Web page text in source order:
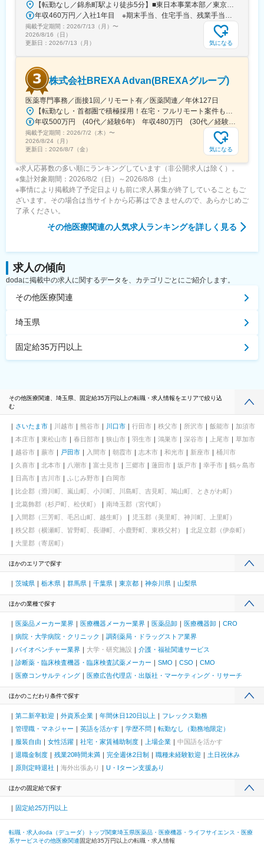
なマネジメント経験者を広く採用したいと考えています。
変更の範囲：会社の定める業務
【転勤なし／錦糸町駅より徒歩5分】■東日本事業本部／東京都江東区毛利1-19-10 江間忠錦糸町ビル＜アクセス＞JR総武線（快速）、総武線（各駅停車）「錦糸町駅」南口より徒歩5分東京メトロ半蔵門線「錦糸町駅」B1出口より徒歩5分東京メトロ半蔵門線／都営新宿線「住吉駅」B2出口より徒歩5分※受動喫煙対策あり（オフィス内禁煙）
年収460万円／入社1年目 ※期末手当、住宅手当、残業手当（月10時間分）含む
掲載予定期間： 2026/7/13（月） 〜
2026/8/16（日）
更新日： 2026/7/13（月） 気になる
株式会社BREXA Advan(BREXAグループ)
医薬専門事務／面接1回／リモート有／医薬関連／年休127日
【転勤なし・首都圏で積極採用！在宅・フルリモート案件も有り！大手・優良企業が中心♪】■本社／大阪市淀川区宮原3-5-36 新大阪トラストタワー19F変更の範囲、上記を除く当社関連勤務地◆プロジェクト先例東京23区内、横浜、大宮、千葉、その他＜配属先最寄り駅の一例＞飯田橋／日本橋／浜松町／信濃町／四ツ谷／池袋／蒲田 など※過去の配属先は勤務地一覧に記載◆POINT！#大手企業など約300社の取引先あり！（製薬メーカー、製薬関連企業、化粧品関連企業、臨床研究センターなど）#最寄り駅から徒歩5～10分圏内の通いやすいオフィス＃在宅勤務・在宅プロジェクト多数＃定時退社基本＆土日祝休み＃安定性抜群の医療業界で事務として活躍＃未経験入社8割×研修センターで手厚くフォロー＃産育休の取得実績100％#転居を伴う転勤なし※受動喫煙対策：オフィス内禁煙
年収500万円 (40代／経験6年) 年収480万円 (30代／経験4年)
掲載予定期間： 2026/7/2（木） 〜
2026/8/24（月）
更新日： 2026/8/7（金） 気になる
※求人応募数の多い順にランキングしています（非公開求人は除く）。
※集計対象期間：2026/8/2（日）～2026/8/8（土）
※事情により掲載終了予定日よりも前に求人募集が終了していることもご
ざいます。その場合は当サイトから応募はできませんので、あらかじめご
了承ください。
その他医療関連の人気求人ランキングを詳しく見る
求人の傾向
dodaに掲載中の求人に関するデータを、カテゴリごとにご紹介します。
その他医療関連
埼玉県
固定給35万円以上
その他医療関連、埼玉県、固定給35万円以上の転職・求人情報をエリアで絞り込
む
さいたま市 川越市 熊谷市 川口市 行田市 秩父市 所沢市 飯能市
加須市
本庄市
東松山市 春日部市 狭山市 羽生市 鴻巣市 深谷市 上尾市
草加市
越谷市
蕨市 戸田市 入間市 朝霞市 志木市 和光市 新座市
桶川市
久喜市
北本市 八潮市 富士見市 三郷市 蓮田市 坂戸市 幸手市
鶴ヶ島市
日高市
吉川市 ふじみ野市
白岡市
比企郡（滑川町、嵐山町、小川町、川島町、吉見町、鳩山町、ときがわ町）
北葛飾郡（杉戸町、松伏町）
南埼玉郡（宮代町）
入間郡（三芳町、毛呂山町、越生町）
児玉郡（美里町、神川町、上里町）
秩父郡（横瀬町、皆野町、長瀞町、小鹿野町、東秩父村）
北足立郡（伊奈町）
大里郡（寄居町）
ほかのエリアで探す
茨城県 栃木県 群馬県 千葉県 東京都 神奈川県 山梨県
ほかの業種で探す
医薬品メーカー業界 医療機器メーカー業界 医薬品卸 医療機器卸
CRO
病院・大学病院・クリニック
調剤薬局・ドラッグストア業界
バイオベンチャー業界
大学・研究施設
介護・福祉関連サービス
診断薬・臨床検査機器・臨床検査試薬メーカー
SMO CSO
CMO
医療コンサルティング
医療広告代理店・出版社・マーケティング・リサーチ
ほかのこだわり条件で探す
第二新卒歓迎 外資系企業 年間休日120日以上
フレックス勤務
管理職・マネジャー
英語を活かす 学歴不問
転勤なし（勤務地限定）
服装自由
女性活躍 社宅・家賃補助制度 上場企業
中国語を活かす
退職金制度
残業20時間未満 完全週休2日制 職種未経験歓迎
土日祝休み
原則定時退社
海外出張あり U・Iターン支援あり
ほかの固定給で探す
固定給25万円以上
転職・求人doda（デューダ）トップ関東埼玉県医薬品・医療機器・ライフサイエンス・医療
系サービス その他医療関連固定給35万円以上の転職・求人情報